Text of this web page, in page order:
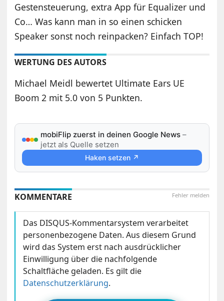
Gestensteuerung, extra App für Equalizer und
Co… Was kann man in so einen schicken
Speaker sonst noch reinpacken? Einfach TOP!
WERTUNG DES AUTORS
Michael Meidl bewertet Ultimate Ears UE
Boom 2 mit 5.0 von 5 Punkten.
mobiFlip zuerst in deinen Google News –
jetzt als Quelle setzen
Haken setzen ↗
Fehler melden
KOMMENTARE
Das DISQUS-Kommentarsystem verarbeitet
personenbezogene Daten. Aus diesem Grund
wird das System erst nach ausdrücklicher
Einwilligung über die nachfolgende
Schaltfläche geladen. Es gilt die
Datenschutzerklärung.